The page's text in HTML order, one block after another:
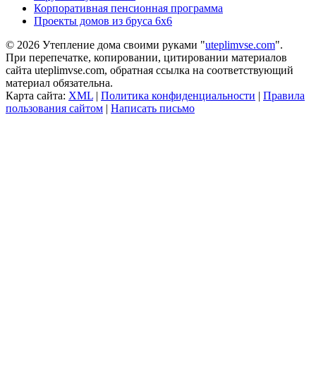
Корпоративная пенсионная программа
Проекты домов из бруса 6х6
© 2026 Утепление дома своими руками "uteplimvse.com".
При перепечатке, копировании, цитировании материалов
сайта uteplimvse.com, обратная ссылка на соответствующий
материал обязательна.
Карта сайта: XML | Политика конфиденциальности | Правила
пользования сайтом | Написать письмо